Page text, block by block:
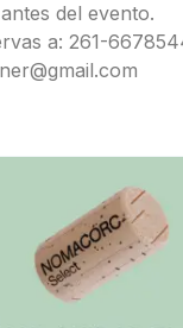
del evento.
a: 261-